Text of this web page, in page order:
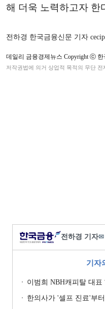
해 더욱 노력하고자 한
전하경 한국금융신문 기자
데일리 금융경제뉴스 Copyright ⓒ
저작권법에 의거 상업적 목적의 무단 전
전하경 기자✉
기자
이범희 NBH캐피탈 대표 “매년 텐
한의사가 '셀프 진료'부터 '유령 환자' 행세